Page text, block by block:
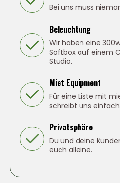
Bei uns muss
Beleuchtung
Wir haben eine 300w
Softbox auf einem
Studio.
Miet Equipment
Für eine Liste mit
schreibt uns
Privatsphäre
Du und deine
euch alleine.